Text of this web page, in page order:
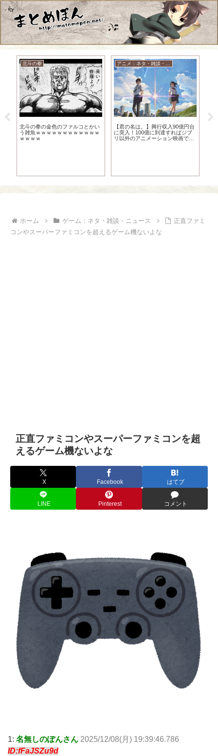
北斗の拳
北斗の拳の金色のファルコとかい
う雑魚ｗｗｗｗｗｗｗｗｗｗｗｗ
ｗｗｗｗ
アニメ：ネタ・雑談・ニュース
【君の名は。】興行収入90億円台
に突入！100億に到達すればジブ
リ以外のアニメーション映画では
ホーム ゲーム：ネタ・雑談・ニュース
正直ファミ
コンやスーパーファミコンを超えるゲーム機ないよな
正直ファミコンやスーパーファミコンを超
えるゲーム機ないよな
X Facebook はてブ
LINE Pinterest コメント
1: 名無しのぽんさん 2025/12/08(月) 19:39:46.786
ID:fFaJSZu9d